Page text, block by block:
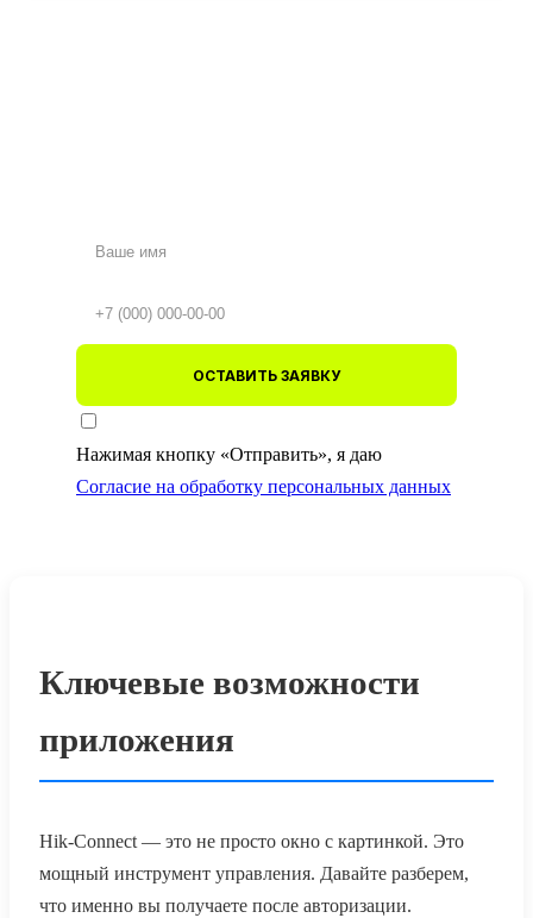
ОСТАВИТЬ ЗАЯВКУ
Нажимая кнопку «Отправить», я даю
Согласие на обработку персональных данных
Ключевые возможности
приложения
Hik-Connect — это не просто окно с картинкой. Это
мощный инструмент управления. Давайте разберем,
что именно вы получаете после авторизации.